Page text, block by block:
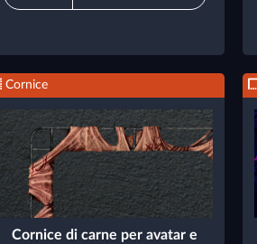
Cornice
Cornice di carne per avatar e